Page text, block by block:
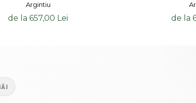
Argintiu
de la 657,00 Lei de la